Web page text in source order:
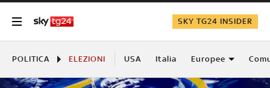
SKY TG24 INSIDER
POLITICA ELEZIONI USA Italia Europee